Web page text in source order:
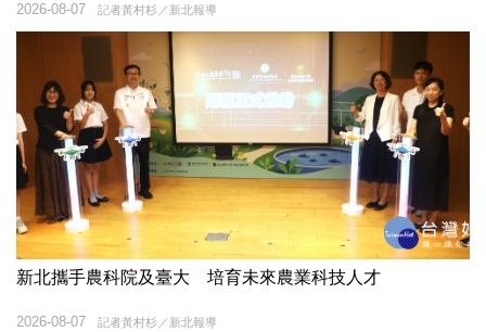
記者黃村杉／新北報導
2026-08-07
新北攜手農科院及臺大 培育未來農業科技人才
記者黃村杉／新北報導
2026-08-07